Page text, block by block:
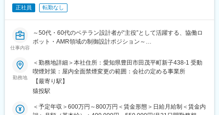
見積作成
契約交渉
受注管理
納入調整
導入後フォロー
テクニカルソリューション部門との連携
オペレーション部門との調整
ドイツ本社・ポーランド工場との技術確認
■取り扱い製品
正社員 転勤なし
仕事内容
～50代・60代のベテラン設計者が“主役”として活躍する、協働ロ
ボット・AMR領域の制御設計ポジション～
による安定基盤の中、今までのご経験を発揮できる～
■採用背景：
当社は分電盤・制御盤、検査装置、生産指示システムを自社一貫
体制で開発し、トヨタ自動車を中心に“現場の困りごと”を解決して
きました。DX需要の高まりと協働ロボット・AMR案件の増加に伴
い、設備×情報×通信をつなぐソリューション型案件が急増。その
勤務地
＜勤務地詳細＞本社住所：愛知県豊田市田茂平町新子438-1 受動
喫煙対策：屋内全面禁煙変更の範囲：会社の定める事業所
【最寄り駅】
猿投駅
＜予定年収＞600万円～800万円＜賃金形態＞日給月給制＜賃金内